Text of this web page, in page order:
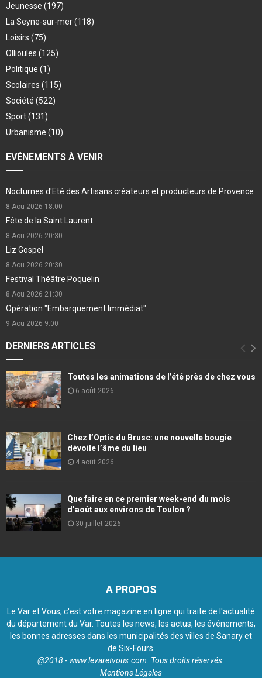
Jeunesse (197)
La Seyne-sur-mer(118)
Loisirs (75)
Ollioules (125)
Politique (1)
Scolaires (115)
Société (522)
Sport(131)
Urbanisme (10)
EVÉNEMENTS À VENIR
Nocturnes d'Eté des Artisans créateurs et producteurs de Provence
8 Aou 2026 18:00
Fête de la Saint Laurent
8 Aou 2026 20:30
Liz Gospel
8 Aou 2026 20:30
Festival Théâtre Poquelin
8 Aou 2026 21:30
Opération "Embarquement Immédiat"
9 Aou 2026 9:00
DERNIERS ARTICLES
Toutes les animations de l’été près de chez vous
6 août 2026
Chez l’Optic du Brusc: une nouvelle bougie
dévoile l’âme du lieu
4 août 2026
Que faire en ce premier week-end du mois
d’août aux environs de Toulon ?
30 juillet 2026
A PROPOS
Le Var et Vous, c'est votre magazine en ligne qui traite de l'actualité
du département du Var. Toutes les news, les actus, les événements,
les bonnes adresses dans les municipalités des villes de Sanary et
de Six-Fours.
@2018 - www.levaretvous.com. Tous droits réservés.
Mentions Légales